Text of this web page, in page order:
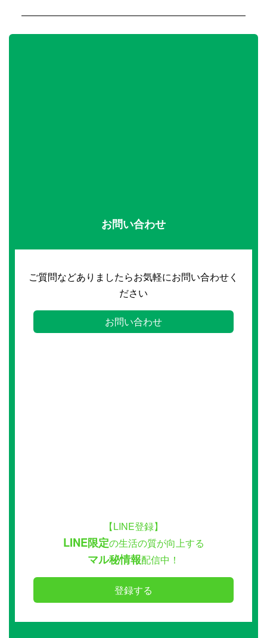
お問い合わせ
ご質問などありましたらお気軽にお問い合わせく
ださい
お問い合わせ
【LINE登録】
LINE限定の生活の質が向上する
マル秘情報配信中！
登録する